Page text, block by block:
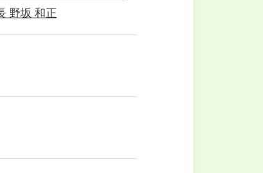
野坂 和正